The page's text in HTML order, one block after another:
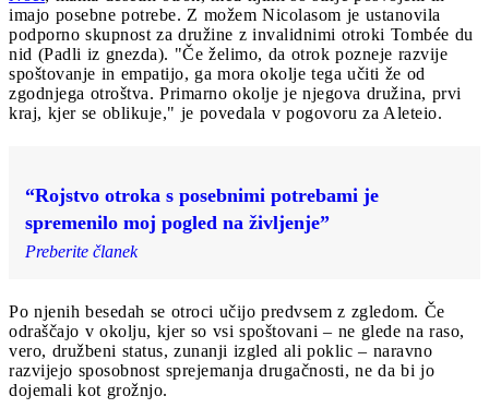
imajo posebne potrebe. Z možem Nicolasom je ustanovila
podporno skupnost za družine z invalidnimi otroki Tombée du
nid (Padli iz gnezda). "Če želimo, da otrok pozneje razvije
spoštovanje in empatijo, ga mora okolje tega učiti že od
zgodnjega otroštva. Primarno okolje je njegova družina, prvi
kraj, kjer se oblikuje," je povedala v pogovoru za Aleteio.
“Rojstvo otroka s posebnimi potrebami je
spremenilo moj pogled na življenje”
Preberite članek
Po njenih besedah se otroci učijo predvsem z zgledom. Če
odraščajo v okolju, kjer so vsi spoštovani – ne glede na raso,
vero, družbeni status, zunanji izgled ali poklic – naravno
razvijejo sposobnost sprejemanja drugačnosti, ne da bi jo
dojemali kot grožnjo.